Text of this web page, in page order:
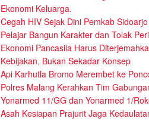
Ekonomi Keluarga.
Cegah HIV Sejak Dini Pemkab
Pelajar Bangun Karakter dan Tolak
Ekonomi Pancasila Harus
Kebijakan, Bukan Sekadar Konsep
Api Karhutla Bromo Merembet ke
Polres Malang Kerahkan Tim
Yonarmed 11/GG dan Yonarmed 1/
Asah Kesiapan Prajurit Jaga